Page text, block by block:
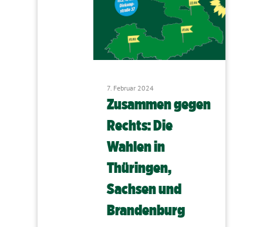
7. Februar 2024
Zusammen gegen
Rechts: Die
Wahlen in
Thüringen,
Sachsen und
Brandenburg